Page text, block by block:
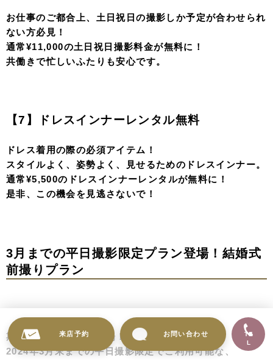
【3】パネルウェルカムボード A5サイズ
来春、結婚式を予定しているカップル様は、
前撮り撮影もご検討いただく時期ではないでしょうか？
結婚式を控えたふたりのために、aim札幌店のオリジナル
【4】イラストデータ３枚セット
当店で撮影したデータをイラスト化してプレゼント！
お気に入りのお写真３枚分をイラスト化させて頂きますの
で、
お二人の撮影の他、大切なペットやご家族様とのご集合撮
影が可能！
ご集合撮影をご検討のカップルはこの特典をGETしてみ
来店予約 お問い合わせ
TE
L